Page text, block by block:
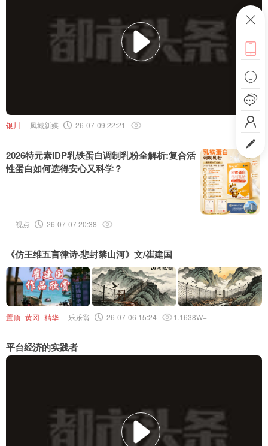
银川 凤城新媒 26-07-09 22:21
2026特元素IDP乳铁蛋白调制乳粉全解析:复合活
性蛋白如何选得安心又科学？
视点 26-07-07 20:38
《仿王维五言律诗·悲封禁山河》文/崔建国
置顶 黄冈 精华 乐乐翁 26-07-06 15:24 1.1638W+
平台经济的实践者
ဆ




